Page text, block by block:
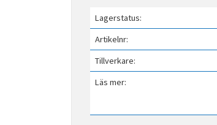
Lagerstatus
Artikelnr
Tillverkare
Läs mer